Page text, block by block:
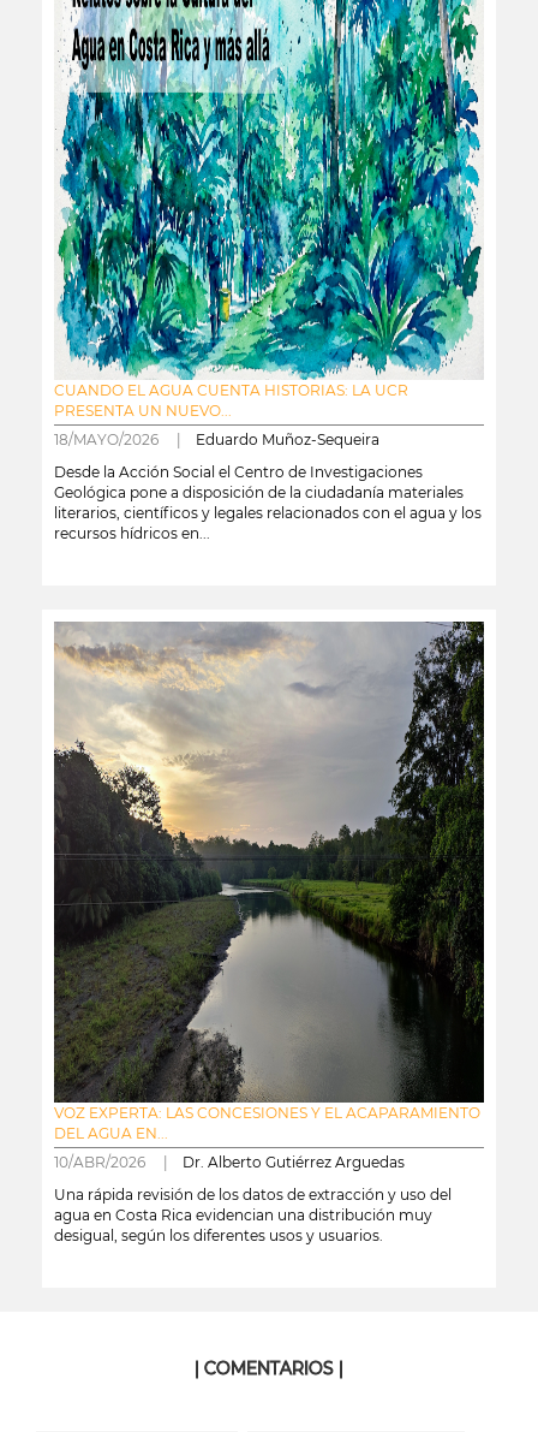
CUANDO EL AGUA CUENTA HISTORIAS: LA UCR
PRESENTA UN NUEVO...
18/MAYO/2026 | Eduardo Muñoz-Sequeira
Desde la Acción Social el Centro de Investigaciones
Geológica pone a disposición de la ciudadanía materiales
literarios, científicos y legales relacionados con el agua y los
recursos hídricos en...
VOZ EXPERTA: LAS CONCESIONES Y EL ACAPARAMIENTO
DEL AGUA EN...
10/ABR/2026 | Dr. Alberto Gutiérrez Arguedas
Una rápida revisión de los datos de extracción y uso del
agua en Costa Rica evidencian una distribución muy
desigual, según los diferentes usos y usuarios.
| COMENTARIOS |